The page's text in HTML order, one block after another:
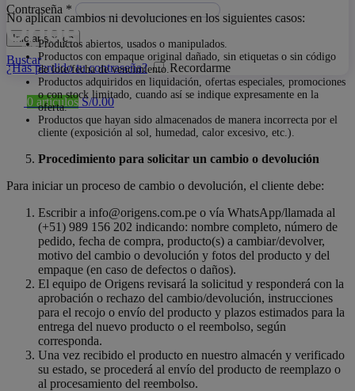
Contraseña *
Iniciar sesión
¿Has perdido tu contraseña? Recordarme
Buscar
0 artículos S/0.00
No aplican cambios ni devoluciones en los siguientes casos:
Productos abiertos, usados o manipulados.
Productos con empaque original dañado, sin etiquetas o sin código
de lote/fecha de vencimiento.
Productos adquiridos en liquidación, ofertas especiales, promociones
o con stock limitado, cuando así se indique expresamente en la
oferta.
Productos que hayan sido almacenados de manera incorrecta por el
cliente (exposición al sol, humedad, calor excesivo, etc.).
Procedimiento para solicitar un cambio o devolución
Para iniciar un proceso de cambio o devolución, el cliente debe:
Escribir a info@origens.com.pe o vía WhatsApp/llamada al
(+51) 989 156 202 indicando: nombre completo, número de
pedido, fecha de compra, producto(s) a cambiar/devolver,
motivo del cambio o devolución y fotos del producto y del
empaque (en caso de defectos o daños).
El equipo de Origens revisará la solicitud y responderá con la
aprobación o rechazo del cambio/devolución, instrucciones
para el recojo o envío del producto y plazos estimados para la
entrega del nuevo producto o el reembolso, según
corresponda.
Una vez recibido el producto en nuestro almacén y verificado
su estado, se procederá al envío del producto de reemplazo o
al procesamiento del reembolso.